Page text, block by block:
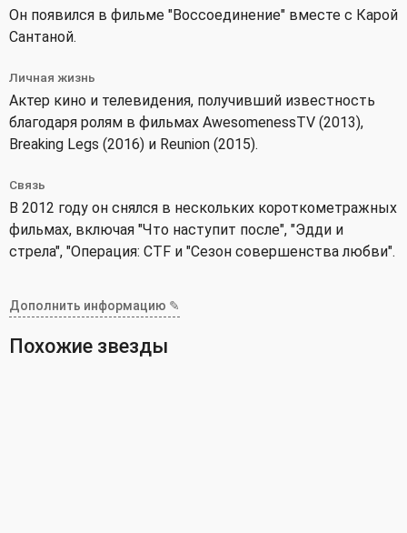
Он появился в фильме "Воссоединение" вместе с Карой
Сантаной.
Личная жизнь
Актер кино и телевидения, получивший известность
благодаря ролям в фильмах AwesomenessTV (2013),
Breaking Legs (2016) и Reunion (2015).
Связь
В 2012 году он снялся в нескольких короткометражных
фильмах, включая "Что наступит после", "Эдди и
стрела", "Операция: CTF и "Сезон совершенства любви".
Дополнить информацию ✎
Похожие звезды